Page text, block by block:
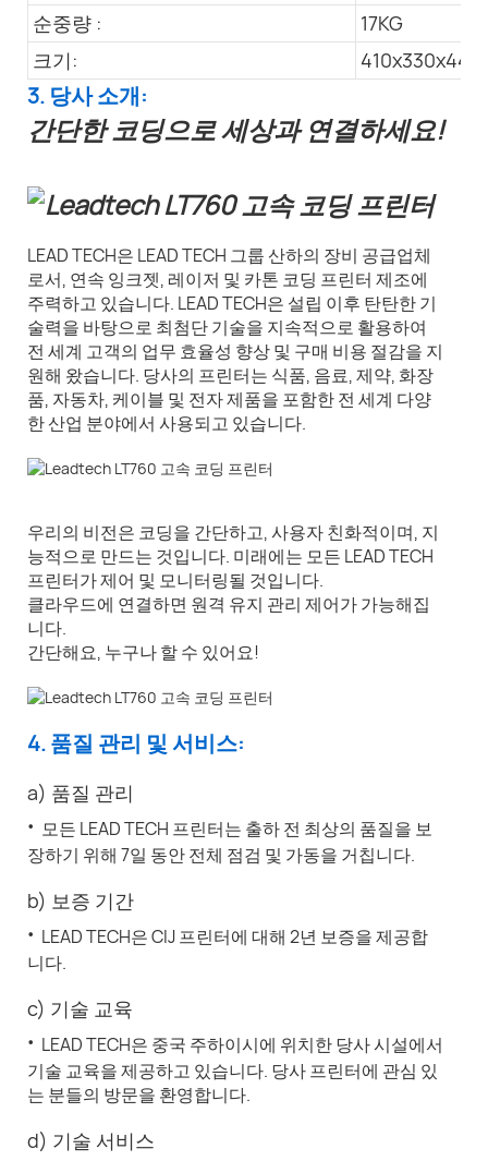
순중량 :
17KG
크기:
3. 당사 소개:
간단한 코딩으로 세상과 연결하세요!
LEAD TECH은 LEAD TECH 그룹 산하의 장비 공급업체
로서, 연속 잉크젯, 레이저 및 카톤 코딩 프린터 제조에
주력하고 있습니다. LEAD TECH은 설립 이후 탄탄한 기
술력을 바탕으로 최첨단 기술을 지속적으로 활용하여
전 세계 고객의 업무 효율성 향상 및 구매 비용 절감을 지
원해 왔습니다. 당사의 프린터는 식품, 음료, 제약, 화장
품, 자동차, 케이블 및 전자 제품을 포함한 전 세계 다양
한 산업 분야에서 사용되고 있습니다.
우리의 비전은 코딩을 간단하고, 사용자 친화적이며, 지
능적으로 만드는 것입니다. 미래에는 모든 LEAD TECH
프린터가 제어 및 모니터링될 것입니다.
클라우드에 연결하면 원격 유지 관리 제어가 가능해집
니다.
간단해요, 누구나 할 수 있어요!
4. 품질 관리 및 서비스:
a) 품질 관리
· 모든 LEAD TECH 프린터는 출하 전 최상의 품질을 보
장하기 위해 7일 동안 전체 점검 및 가동을 거칩니다.
b) 보증 기간
· LEAD TECH은 CIJ 프린터에 대해 2년 보증을 제공합
니다.
c) 기술 교육
· LEAD TECH은 중국 주하이시에 위치한 당사 시설에서
기술 교육을 제공하고 있습니다. 당사 프린터에 관심 있
는 분들의 방문을 환영합니다.
d) 기술 서비스